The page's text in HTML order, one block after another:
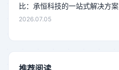
比：承恒科技的一站式解决方案
2026.07.05